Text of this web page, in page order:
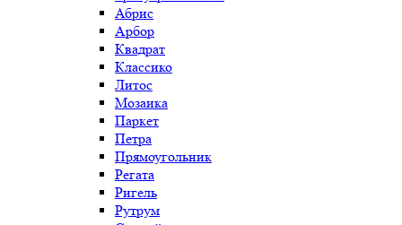
Абрис
Арбор
Квадрат
Классико
Литос
Мозаика
Паркет
Петра
Прямоугольник
Регата
Ригель
Рутрум